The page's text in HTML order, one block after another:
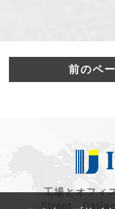
前のペ
工場とオフィ
Street、